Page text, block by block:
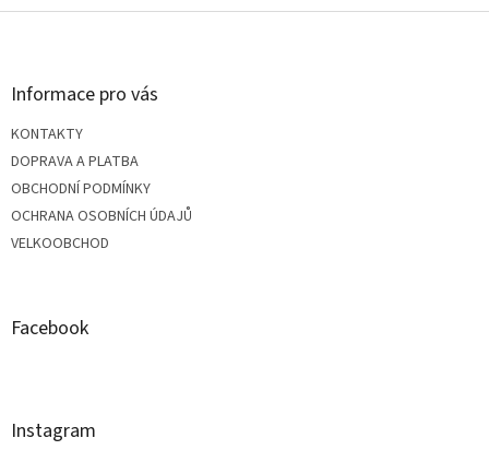
Z
á
p
a
t
Informace pro vás
KONTAKTY
DOPRAVA A PLATBA
OBCHODNÍ PODMÍNKY
OCHRANA OSOBNÍCH ÚDAJŮ
VELKOOBCHOD
Facebook
Instagram